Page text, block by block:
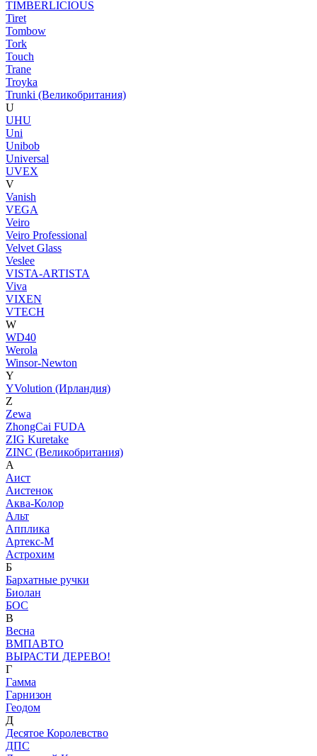
TIMBERLICIOUS
Tiret
Tombow
Tork
Touch
Trane
Troyka
Trunki (Великобритания)
U
UHU
Uni
Unibob
Universal
UVEX
V
Vanish
VEGA
Veiro
Veiro Professional
Velvet Glass
Veslee
VISTA-ARTISTA
Viva
VIXEN
VTECH
W
WD40
Werola
Winsor-Newton
Y
YVolution (Ирландия)
Z
Zewa
ZhongCai FUDA
ZIG Kuretake
ZINC (Великобритания)
А
Аист
Аистенок
Аква-Колор
Альт
Апплика
Артекс-М
Астрохим
Б
Бархатные ручки
Биолан
БОС
В
Весна
ВМПАВТО
ВЫРАСТИ ДЕРЕВО!
Г
Гамма
Гарнизон
Геодом
Д
Десятое Королевство
ДПС